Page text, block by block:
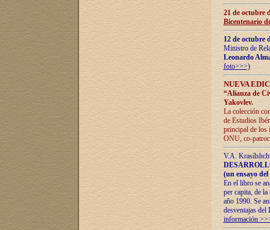
21 de octubre
Bicentenario
12 de octubre
Ministro de
Leonardo
foto>>>)
NUEVA
“Alianza de
Yakovlev.
La colección
de Estudios
principal de los
ONU, co-
V.A.
(un ensayo
En el libro se
per capita, de
año 1990. Se
desventajas
información